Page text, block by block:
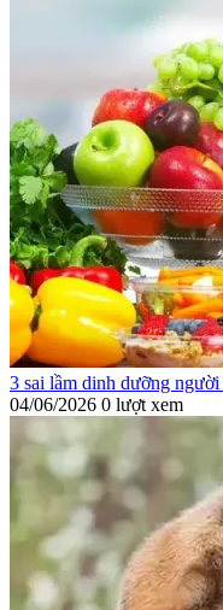
3 sai lầm dinh dưỡng
04/06/2026 0 lượt xem